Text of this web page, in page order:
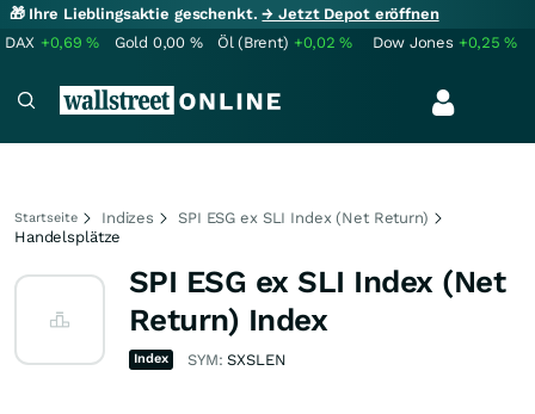
🎁 Ihre Lieblingsaktie geschenkt.→ Jetzt Depot eröffnen
DAX +0,69% Gold 0,00 % Öl (Brent) +0,02% Dow Jones +0,25%
Startseite Indizes
SPI ESG ex SLI Index (Net Return)
Handelsplätze
SPI ESG ex SLI Index (Net
Return) Index
Index SYM:SXSLEN